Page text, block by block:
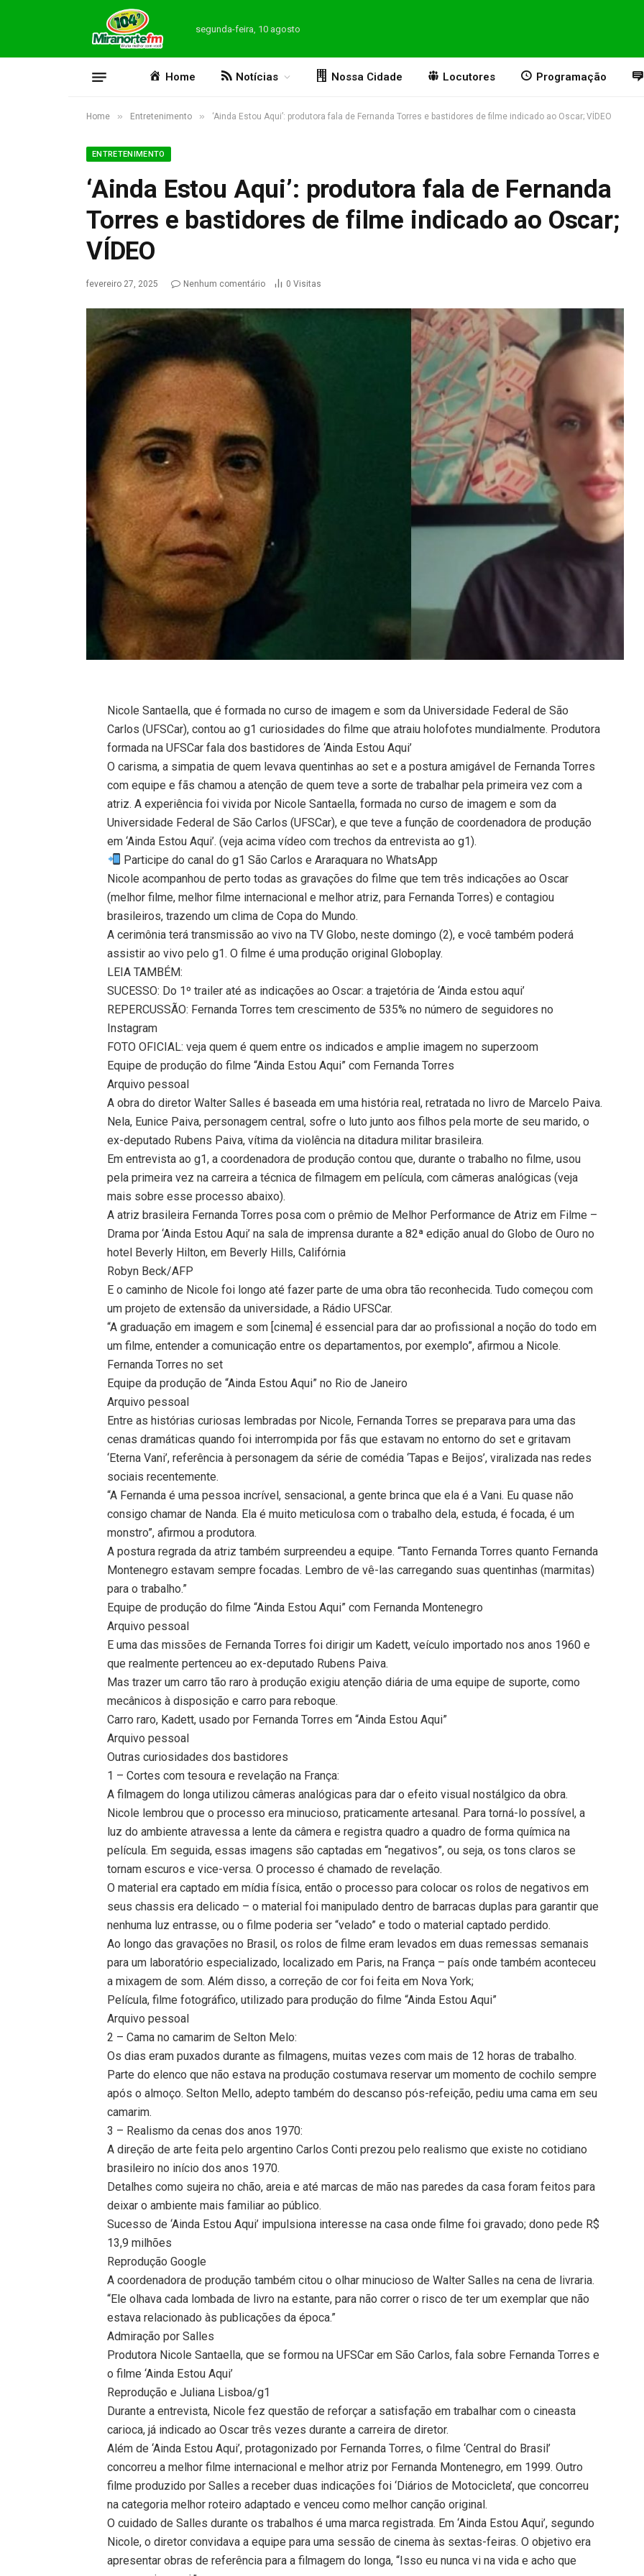
segunda-feira, 10 agosto
Home Notícias Nossa Cidade Locutores Programação
Home » Entretenimento » ‘Ainda Estou Aqui’: produtora fala de Fernanda Torres e bastidores de filme indicado ao Oscar; VÍDEO
ENTRETENIMENTO
‘Ainda Estou Aqui’: produtora fala de Fernanda
Torres e bastidores de filme indicado ao Oscar;
VÍDEO
fevereiro 27, 2025 Nenhum comentário 0 Visitas
Nicole Santaella, que é formada no curso de imagem e som da Universidade Federal de São
Carlos (UFSCar), contou ao g1 curiosidades do filme que atraiu holofotes mundialmente. Produtora
formada na UFSCar fala dos bastidores de ‘Ainda Estou Aqui’
O carisma, a simpatia de quem levava quentinhas ao set e a postura amigável de Fernanda Torres
com equipe e fãs chamou a atenção de quem teve a sorte de trabalhar pela primeira vez com a
atriz. A experiência foi vivida por Nicole Santaella, formada no curso de imagem e som da
Universidade Federal de São Carlos (UFSCar), e que teve a função de coordenadora de produção
em ‘Ainda Estou Aqui’. (veja acima vídeo com trechos da entrevista ao g1).
Participe do canal do g1 São Carlos e Araraquara no WhatsApp
Nicole acompanhou de perto todas as gravações do filme que tem três indicações ao Oscar
(melhor filme, melhor filme internacional e melhor atriz, para Fernanda Torres) e contagiou
brasileiros, trazendo um clima de Copa do Mundo.
A cerimônia terá transmissão ao vivo na TV Globo, neste domingo (2), e você também poderá
assistir ao vivo pelo g1. O filme é uma produção original Globoplay.
LEIA TAMBÉM:
SUCESSO: Do 1º trailer até as indicações ao Oscar: a trajetória de ‘Ainda estou aqui’
REPERCUSSÃO: Fernanda Torres tem crescimento de 535% no número de seguidores no
Instagram
FOTO OFICIAL: veja quem é quem entre os indicados e amplie imagem no superzoom
Equipe de produção do filme “Ainda Estou Aqui” com Fernanda Torres
Arquivo pessoal
A obra do diretor Walter Salles é baseada em uma história real, retratada no livro de Marcelo Paiva.
Nela, Eunice Paiva, personagem central, sofre o luto junto aos filhos pela morte de seu marido, o
ex-deputado Rubens Paiva, vítima da violência na ditadura militar brasileira.
Em entrevista ao g1, a coordenadora de produção contou que, durante o trabalho no filme, usou
pela primeira vez na carreira a técnica de filmagem em película, com câmeras analógicas (veja
mais sobre esse processo abaixo).
A atriz brasileira Fernanda Torres posa com o prêmio de Melhor Performance de Atriz em Filme –
Drama por ‘Ainda Estou Aqui’ na sala de imprensa durante a 82ª edição anual do Globo de Ouro no
hotel Beverly Hilton, em Beverly Hills, Califórnia
Robyn Beck/AFP
E o caminho de Nicole foi longo até fazer parte de uma obra tão reconhecida. Tudo começou com
um projeto de extensão da universidade, a Rádio UFSCar.
“A graduação em imagem e som [cinema] é essencial para dar ao profissional a noção do todo em
um filme, entender a comunicação entre os departamentos, por exemplo”, afirmou a Nicole.
Fernanda Torres no set
Equipe da produção de “Ainda Estou Aqui” no Rio de Janeiro
Arquivo pessoal
Entre as histórias curiosas lembradas por Nicole, Fernanda Torres se preparava para uma das
cenas dramáticas quando foi interrompida por fãs que estavam no entorno do set e gritavam
‘Eterna Vani’, referência à personagem da série de comédia ‘Tapas e Beijos’, viralizada nas redes
sociais recentemente.
“A Fernanda é uma pessoa incrível, sensacional, a gente brinca que ela é a Vani. Eu quase não
consigo chamar de Nanda. Ela é muito meticulosa com o trabalho dela, estuda, é focada, é um
monstro”, afirmou a produtora.
A postura regrada da atriz também surpreendeu a equipe. “Tanto Fernanda Torres quanto Fernanda
Montenegro estavam sempre focadas. Lembro de vê-las carregando suas quentinhas (marmitas)
para o trabalho.”
Equipe de produção do filme “Ainda Estou Aqui” com Fernanda Montenegro
Arquivo pessoal
E uma das missões de Fernanda Torres foi dirigir um Kadett, veículo importado nos anos 1960 e
que realmente pertenceu ao ex-deputado Rubens Paiva.
Mas trazer um carro tão raro à produção exigiu atenção diária de uma equipe de suporte, como
mecânicos à disposição e carro para reboque.
Carro raro, Kadett, usado por Fernanda Torres em “Ainda Estou Aqui”
Arquivo pessoal
Outras curiosidades dos bastidores
1 – Cortes com tesoura e revelação na França:
A filmagem do longa utilizou câmeras analógicas para dar o efeito visual nostálgico da obra.
Nicole lembrou que o processo era minucioso, praticamente artesanal. Para torná-lo possível, a
luz do ambiente atravessa a lente da câmera e registra quadro a quadro de forma química na
película. Em seguida, essas imagens são captadas em “negativos”, ou seja, os tons claros se
tornam escuros e vice-versa. O processo é chamado de revelação.
O material era captado em mídia física, então o processo para colocar os rolos de negativos em
seus chassis era delicado – o material foi manipulado dentro de barracas duplas para garantir que
nenhuma luz entrasse, ou o filme poderia ser “velado” e todo o material captado perdido.
Ao longo das gravações no Brasil, os rolos de filme eram levados em duas remessas semanais
para um laboratório especializado, localizado em Paris, na França – país onde também aconteceu
a mixagem de som. Além disso, a correção de cor foi feita em Nova York;
Película, filme fotográfico, utilizado para produção do filme “Ainda Estou Aqui”
Arquivo pessoal
2 – Cama no camarim de Selton Melo:
Os dias eram puxados durante as filmagens, muitas vezes com mais de 12 horas de trabalho.
Parte do elenco que não estava na produção costumava reservar um momento de cochilo sempre
após o almoço. Selton Mello, adepto também do descanso pós-refeição, pediu uma cama em seu
camarim.
3 – Realismo da cenas dos anos 1970:
A direção de arte feita pelo argentino Carlos Conti prezou pelo realismo que existe no cotidiano
brasileiro no início dos anos 1970.
Detalhes como sujeira no chão, areia e até marcas de mão nas paredes da casa foram feitos para
deixar o ambiente mais familiar ao público.
Sucesso de ‘Ainda Estou Aqui’ impulsiona interesse na casa onde filme foi gravado; dono pede R$
13,9 milhões
Reprodução Google
A coordenadora de produção também citou o olhar minucioso de Walter Salles na cena de livraria.
“Ele olhava cada lombada de livro na estante, para não correr o risco de ter um exemplar que não
estava relacionado às publicações da época.”
Admiração por Salles
Produtora Nicole Santaella, que se formou na UFSCar em São Carlos, fala sobre Fernanda Torres e
o filme ‘Ainda Estou Aqui’
Reprodução e Juliana Lisboa/g1
Durante a entrevista, Nicole fez questão de reforçar a satisfação em trabalhar com o cineasta
carioca, já indicado ao Oscar três vezes durante a carreira de diretor.
Além de ‘Ainda Estou Aqui’, protagonizado por Fernanda Torres, o filme ‘Central do Brasil’
concorreu a melhor filme internacional e melhor atriz por Fernanda Montenegro, em 1999. Outro
filme produzido por Salles a receber duas indicações foi ‘Diários de Motocicleta’, que concorreu
na categoria melhor roteiro adaptado e venceu como melhor canção original.
O cuidado de Salles durante os trabalhos é uma marca registrada. Em ‘Ainda Estou Aqui’, segundo
Nicole, o diretor convidava a equipe para uma sessão de cinema às sextas-feiras. O objetivo era
apresentar obras de referência para a filmagem do longa, “Isso eu nunca vi na vida e acho que